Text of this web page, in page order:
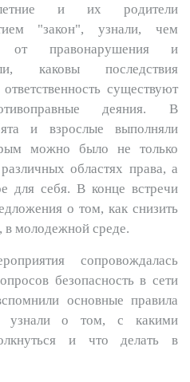
и их родители
"закон", узнали, чем
от правонарушения и
каковы последствия
существуют
деяния. В
и взрослые выполняли
можно было не только
областях права, а
для себя. В конце встречи
о том, как снизить
в молодежной среде.
сопровождалась
безопасность в сети
основные правила
узнали о том, с какими
и что делать в